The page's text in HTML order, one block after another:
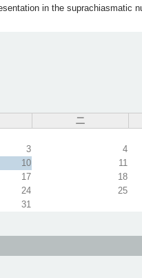
in the suprachiasmatic
二
3
4
10
11
17
18
24
25
31